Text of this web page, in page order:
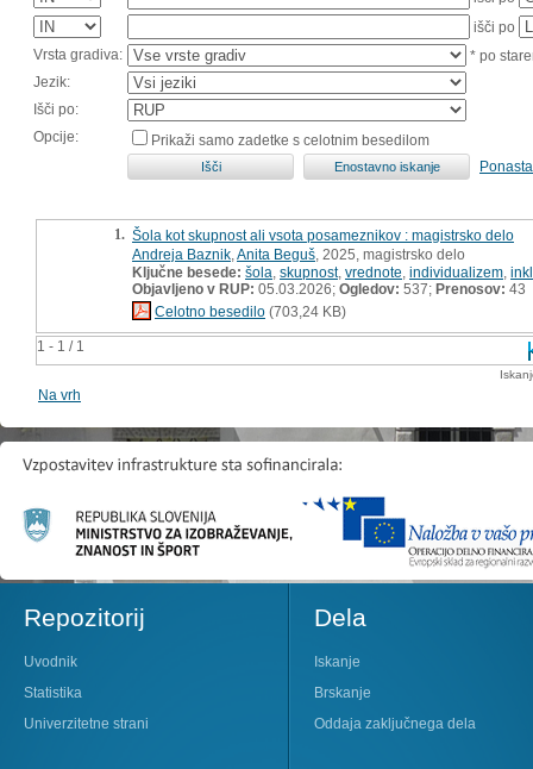
išči po
Vrsta gradiva:
* po
Jezik:
Išči po:
Opcije:
Prikaži samo zadetke s celotnim besedilom
1 - 1 / 1
1. Šola kot skupnost ali vsota posameznikov : magistrsko delo
Andreja Baznik Anita Beguš , 2025, magistrsko delo
Ključne besede: šola skupnost, vrednote individualizem
Objavljeno v RUP: 05.03.2026; Ogledov: 537; Prenosov: 43
Celotno besedilo (703,24 KB)
Na vrh
Repozitorij
Uvodnik
Statistika
Univerzitetne strani
Dela
Iskanje
Brskanje
Oddaja zaključnega dela